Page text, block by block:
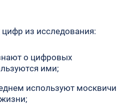
из исследования:
о цифровых
ими;
используют москвичи